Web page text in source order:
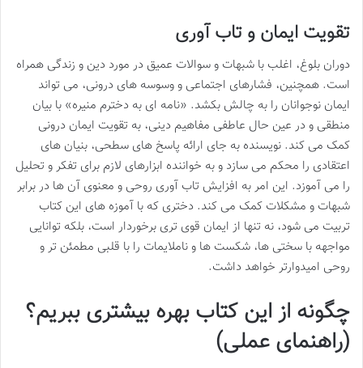
تقویت ایمان و تاب آوری
دوران بلوغ، اغلب با شبهات و سوالات عمیق در مورد دین و زندگی همراه
است. همچنین، فشارهای اجتماعی و وسوسه های درونی، می تواند
ایمان نوجوانان را به چالش بکشد. «نامه ای به دخترم منیره» با بیان
منطقی و در عین حال عاطفی مفاهیم دینی، به تقویت ایمان درونی
کمک می کند. نویسنده به جای ارائه پاسخ های سطحی، بنیان های
اعتقادی را محکم می سازد و به خواننده ابزارهای لازم برای تفکر و تحلیل
را می آموزد. این امر به افزایش تاب آوری روحی و معنوی آن ها در برابر
شبهات و مشکلات کمک می کند. دختری که با آموزه های این کتاب
تربیت می شود، نه تنها از ایمان قوی تری برخوردار است، بلکه توانایی
مواجهه با سختی ها، شکست ها و ناملایمات را با قلبی مطمئن تر و
روحی امیدوارتر خواهد داشت.
چگونه از این کتاب بهره بیشتری ببریم؟
(راهنمای عملی)